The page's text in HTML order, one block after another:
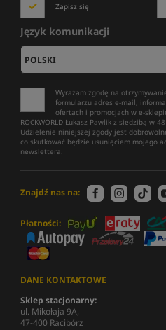
Zapisz się
Język komunikacji
Wyrażam zgodę na
formularzu adres e-mail,
ofertach i promocjach w e-
ROCKWORLD Łukasz Pawlik z siedzibą w
Udzielenie niniejszej zgody jest
co skutkować będzie usunięciem mojego
newslettera.
Znajdź nas na:
Płatności:
DANE KONTAKTOWE
Sklep stacjonarny:
ul. Mikołaja 9A,
47-400 Racibórz